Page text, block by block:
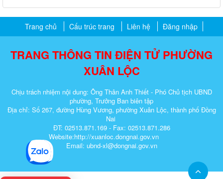
Trang chủ Cấu trúc trang Liên hệ Đăng nhập
TRANG THÔNG TIN ĐIỆN TỬ PHƯỜNG
XUÂN LỘC
Chịu trách nhiệm nội dung: Ông Thân Anh Thiết - Phó Chủ tịch UBND
phường, Trưởng Ban biên tập
Địa chỉ: Số 267, đường Hùng Vương, phường Xuân Lộc, thành phố Đồng
Nai
ĐT: 02513.871.169 - Fax: 02513.871.286
Website:http://xuanloc.dongnai.gov.vn
Email: ubnd-xl@dongnai.gov.vn​